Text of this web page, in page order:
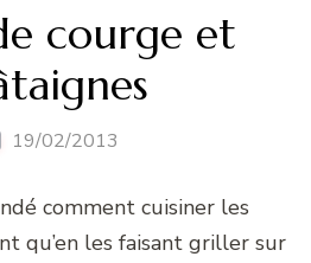
courge et
19/02/2013
comment cuisiner les
qu’en les faisant griller sur